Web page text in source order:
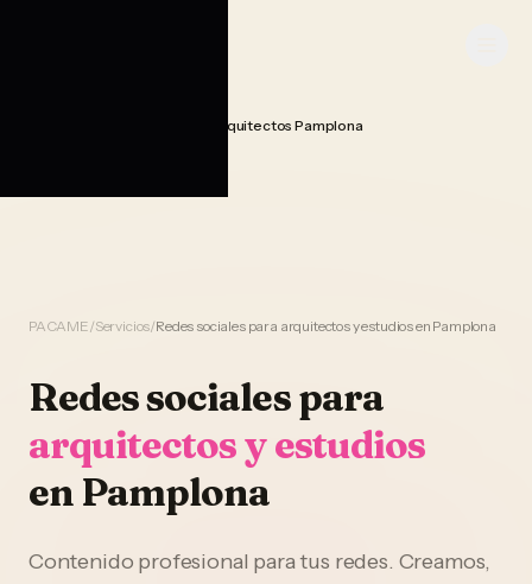
Gestion Redes Sociales Arquitectos Pamplona
PACAME/Servicios/Redes sociales para arquitectos y estudios en Pamplona
Redes socialespara
arquitectos y estudios
en Pamplona
Contenido profesional para tus redes. Creamos,